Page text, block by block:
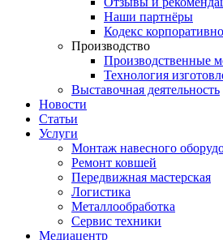
Наши партнёры
Кодекс
Производство
Производственные
Технология
Выставочная деятельность
Новости
Статьи
Услуги
Монтаж навесного
Ремонт ковшей
Передвижная мастерская
Логистика
Металлообработка
Сервис техники
Медиацентр